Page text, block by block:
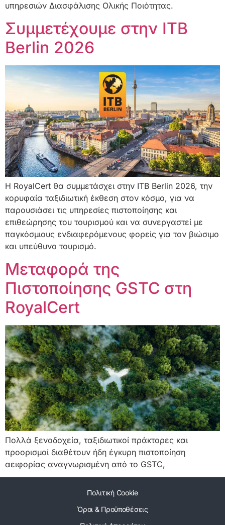
υπηρεσιών Διασφάλισης Ολικής Ποιότητας.
Συμμετέχουμε στην ITB
Berlin 2026
Η RoyalCert θα συμμετάσχει στην ITB Berlin 2026, την
κορυφαία ταξιδιωτική έκθεση στον κόσμο, για να
παρουσιάσει τις υπηρεσίες πιστοποίησης και
επιθεώρησης του τουρισμού και να συνεργαστεί με
παγκόσμιους ενδιαφερόμενους φορείς για τον βιώσιμο
και υπεύθυνο τουρισμό.
Μεταφορά της
Πιστοποίησης GSTC στη
RoyalCert
Πολλά ξενοδοχεία, ταξιδιωτικοί πράκτορες και
προορισμοί διαθέτουν ήδη έγκυρη πιστοποίηση
αειφορίας αναγνωρισμένη από το GSTC,
Πολιτική Cookie
Όροι & Προϋποθέσεις